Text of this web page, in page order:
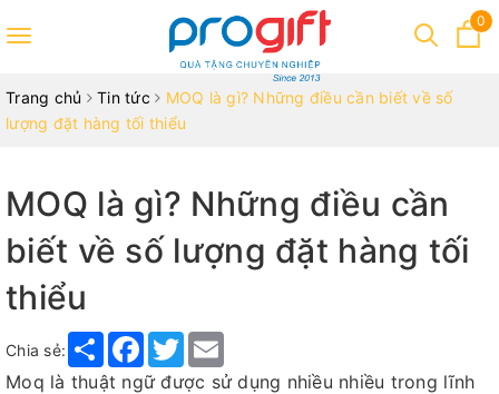
Toggle
0
Trang chủ Tin tức
MOQ là gì? Những điều cần biết về số
lượng đặt hàng tối thiểu
MOQ là gì? Những điều cần
biết về số lượng đặt hàng tối
thiểu
Chia sẻ: Share Facebook
Twitter
Moq là thuật ngữ được sử dụng nhiều nhiều trong lĩnh